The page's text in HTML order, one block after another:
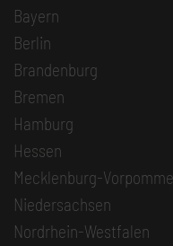
Bayern
Berlin
Brandenburg
Bremen
Hamburg
Hessen
Mecklenburg-
Niedersachsen
Nordrhein-Westfalen